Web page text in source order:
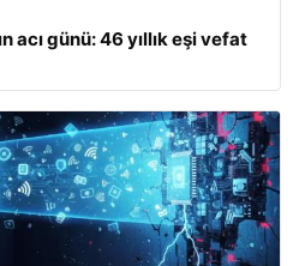
acı günü: 46 yıllık eşi vefat